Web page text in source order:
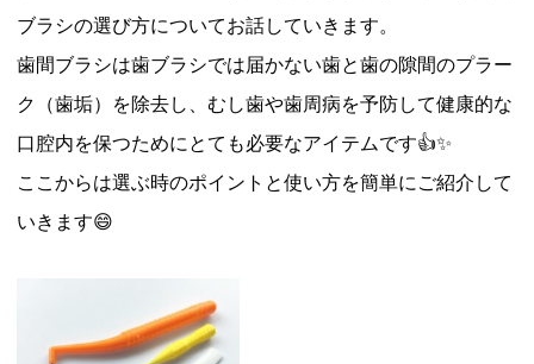
ブラシの選び方についてお話していきます。
歯間ブラシは歯ブラシでは届かない歯と歯の隙間のプラー
ク（歯垢）を除去し、むし歯や歯周病を予防して健康的な
口腔内を保つためにとても必要なアイテムです👍✨
ここからは選ぶ時のポイントと使い方を簡単にご紹介して
いきます😄